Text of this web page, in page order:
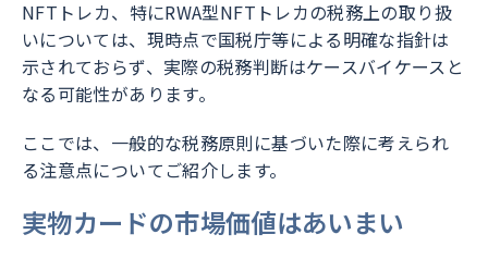
NFTトレカ、特にRWA型NFTトレカの税務上の取り扱
いについては、現時点で国税庁等による明確な指針は
示されておらず、実際の税務判断はケースバイケースと
なる可能性があります。
ここでは、一般的な税務原則に基づいた際に考えられ
る注意点についてご紹介します。
実物カードの市場価値はあいまい